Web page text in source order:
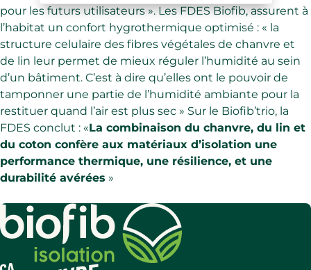
pour les futurs utilisateurs ». Les FDES Biofib, assurent à
l’habitat un confort hygrothermique optimisé : « la
structure celulaire des fibres végétales de chanvre et
de lin leur permet de mieux réguler l’humidité au sein
d’un bâtiment. C’est à dire qu’elles ont le pouvoir de
tamponner une partie de l’humidité ambiante pour la
restituer quand l’air est plus sec » Sur le Biofib’trio, la
FDES conclut : «La combinaison du chanvre, du lin et
du coton confère aux matériaux d’isolation une
performance thermique, une résilience, et une
durabilité avérées »